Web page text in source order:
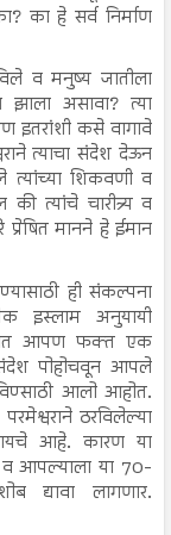
का हे सर्व निर्माण
व मनुष्य जातीला
असावा? त्या
इतरांशी कसे वागावे
त्याचा संदेश देऊन
त्यांच्या शिकवणी व
त्यांचे चारीत्र्य व
मानने हे ईमान
ही संकल्पना
इस्लाम अनुयायी
आपण फक्त एक
पोहोचवून आपले
आलो आहोत.
ठरविलेल्या
आहे. कारण या
आपल्याला या 70-
द्यावा लागणार.